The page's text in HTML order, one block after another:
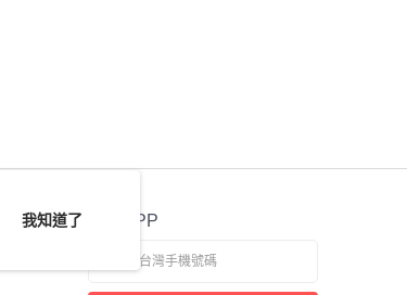
官方APP
我知道了